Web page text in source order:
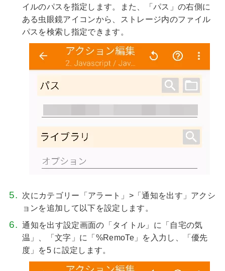
イルのパスを指定します。また、「パス」の右側に
ある虫眼鏡アイコンから、ストレージ内のファイル
パスを検索し指定できます。
次にカテゴリー「アラート」>「通知を出す」アクシ
ョンを追加して以下を設定します。
通知を出す設定画面の「タイトル」に「自宅の気
温」、「文字」に「%RemoTe」を入力し、「優先
度」を5 に設定します。